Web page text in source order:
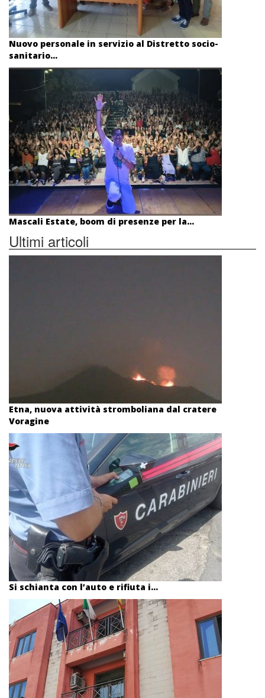
Nuovo personale in servizio al Distretto socio-
sanitario...
Mascali Estate, boom di presenze per la...
Ultimi articoli
Etna, nuova attività stromboliana dal cratere
Voragine
Si schianta con l’auto e rifiuta i...